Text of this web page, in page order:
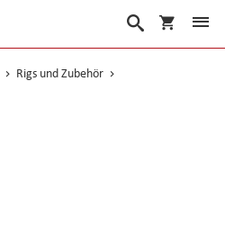
Suche
Rigs und Zubehör